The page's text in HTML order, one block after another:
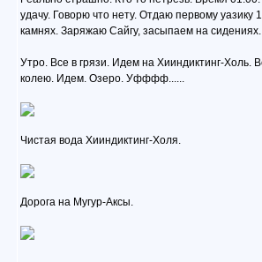
удачу. Говорю что нету. Отдаю первому уазику
камнях. Заряжаю Сайгу, засыпаем на
Утро. Все в грязи. Идем на Хииндиктинг-
колею. Идем. Озеро. Уфффф......
Чистая вода Хииндиктинг-Холя.
Дорога на Мугур-Аксы.